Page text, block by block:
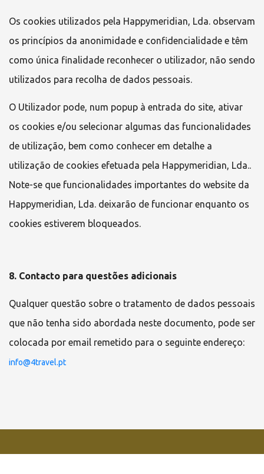
Os cookies utilizados pela Happymeridian, Lda. observam
os princípios da anonimidade e confidencialidade e têm
como única finalidade reconhecer o utilizador, não sendo
utilizados para recolha de dados pessoais.
O Utilizador pode, num popup à entrada do site, ativar
os cookies e/ou selecionar algumas das funcionalidades
de utilização, bem como conhecer em detalhe a
utilização de cookies efetuada pela Happymeridian, Lda..
Note-se que funcionalidades importantes do website da
Happymeridian, Lda. deixarão de funcionar enquanto os
cookies estiverem bloqueados.
8. Contacto para questões adicionais
Qualquer questão sobre o tratamento de dados pessoais
que não tenha sido abordada neste documento, pode ser
colocada por email remetido para o seguinte endereço:
info@4travel.pt